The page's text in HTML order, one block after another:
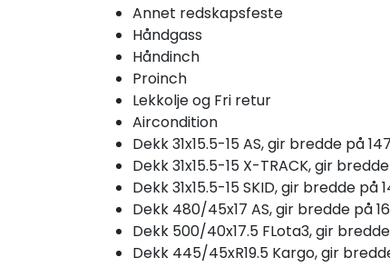
Annet redskapsfeste
Håndgass
Håndinch
Proinch
Lekkolje og Fri retur
Aircondition
Dekk 31x15.5-15 AS, gir bredde på
Dekk 31x15.5-15 X-TRACK, gir
Dekk 31x15.5-15 SKID, gir bredde på
Dekk 480/45x17 AS, gir bredde på
Dekk 500/40x17.5 FLota3, gir
Dekk 445/45xR19.5 Kargo, gir